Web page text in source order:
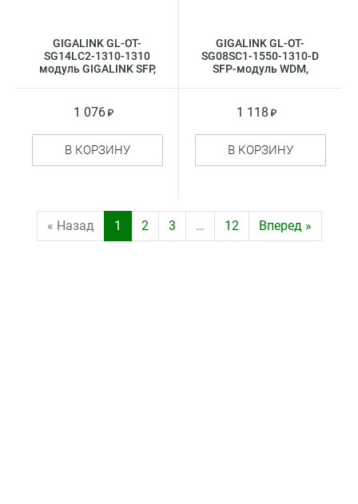
GIGALINK GL-OT-
SG14LC2-1310-1310
модуль GIGALINK SFP,
дБ
1 076
В КОРЗИНУ
GIGALINK GL-OT-
SG08SC1-1550-1310-D
SFP-модуль WDM,
Tx:1550 / Rx:1310 нм,
DDM
1 118
В КОРЗИНУ
« Назад 1 2 3 … 12 Вперед »